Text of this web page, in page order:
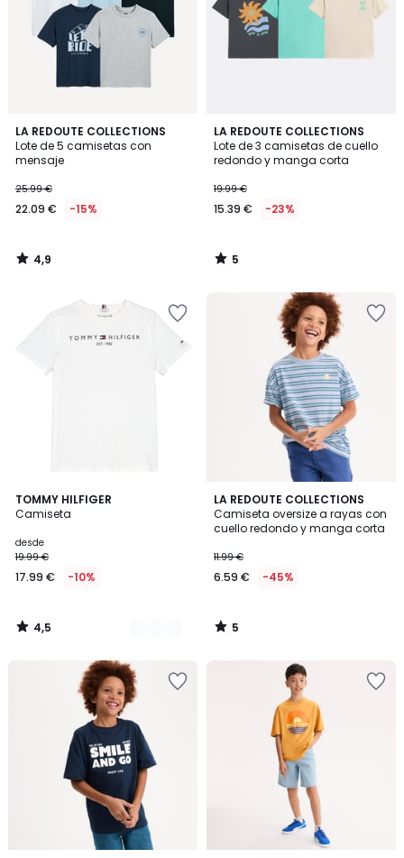
LA REDOUTE COLLECTIONS
Lote de 5 camisetas con
mensaje
25.99 €
22.09 € -15%
4,9
/ 5
4,9
/
LA REDOUTE COLLECTIONS
Lote de 3 camisetas de cuello
redondo y manga corta
19.99 €
15.39 € -23%
5
/
5
5
/
TOMMY HILFIGER
Camiseta
desde
19.99 €
17.99 € -10%
4,5
/ 5
4
Colores
4,5
/
LA REDOUTE COLLECTIONS
Camiseta oversize a rayas con
cuello redondo y manga corta
11.99 €
6.59 € -45%
5
/
5
5
/